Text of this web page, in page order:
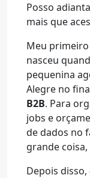
Posso
mais que
Meu
nasceu
pequenina
Alegre no
B2B. Para
jobs e
de dados no
grande
Depois